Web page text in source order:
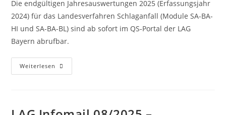
Die endgültigen Jahresauswertungen 2025 (Erfassungsjahr
2024) für das Landesverfahren Schlaganfall (Module SA-BA-
HI und SA-BA-BL) sind ab sofort im QS-Portal der LAG
Bayern abrufbar.
Weiterlesen